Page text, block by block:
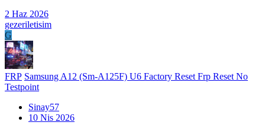
2 Haz 2026
gezeriletisim
G
FRP Samsung A12 (Sm-A125F) U6 Factory Reset Frp Reset No
Testpoint
Sinay57
10 Nis 2026